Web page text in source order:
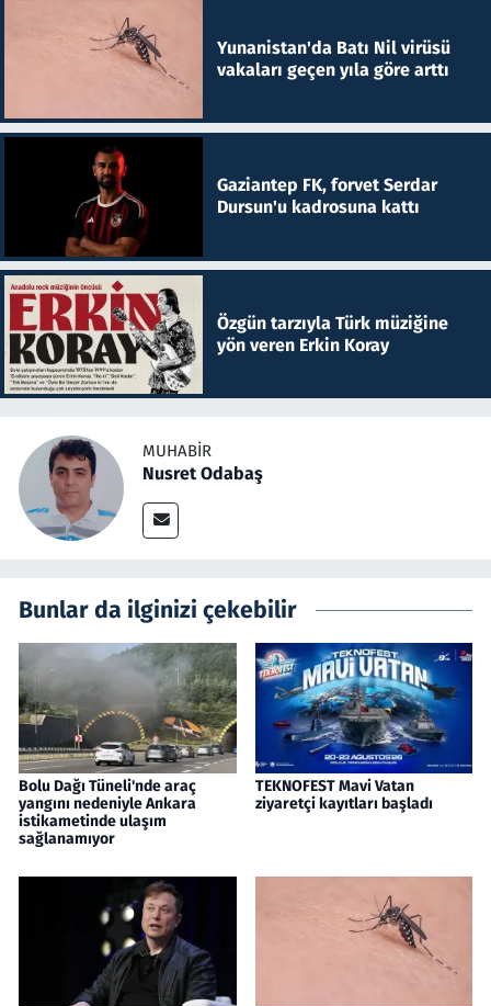
Yunanistan'da Batı Nil virüsü
vakaları geçen yıla göre arttı
Gaziantep FK, forvet Serdar
Dursun'u kadrosuna kattı
Özgün tarzıyla Türk müziğine
yön veren Erkin Koray
MUHABIR
Nusret Odabaş
Bunlar da ilginizi çekebilir
Bolu Dağı Tüneli'nde araç
yangını nedeniyle Ankara
istikametinde ulaşım
sağlanamıyor
TEKNOFEST Mavi Vatan
ziyaretçi kayıtları başladı